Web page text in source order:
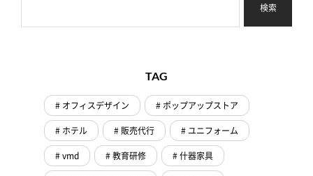
検索
TAG
# オフィスデザイン
# ポップアップストア
# ホテル
# 販売代行
# ユニフォーム
# vmd
# 教育研修
# 什器家具